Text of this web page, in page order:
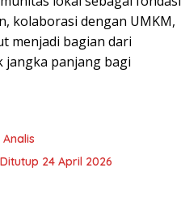
kolaborasi dengan UMKM,
menjadi bagian dari
panjang bagi
24 April 2026